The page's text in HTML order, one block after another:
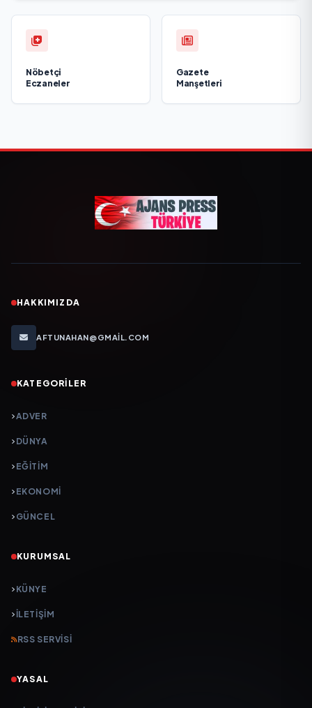
Nöbetçi
Eczaneler
Gazete
Manşetleri
HAKKIMIZDA
AFTUNAHAN@GMAIL.COM
KATEGORILER
ADVER
DÜNYA
EĞİTİM
EKONOMİ
GÜNCEL
KURUMSAL
KÜNYE
İLETIŞIM
RSS SERVISI
YASAL